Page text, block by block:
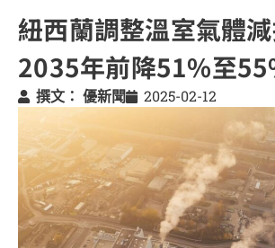
紐西蘭調整溫室氣體
2035年前降51%至
撰文： 優新聞 2025-02-12